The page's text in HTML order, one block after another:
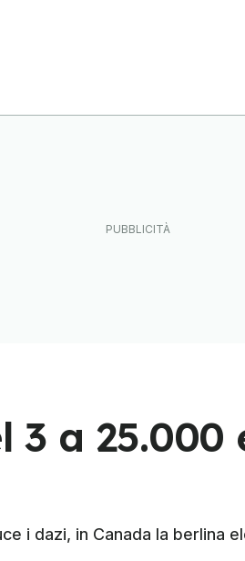
3 a 25.000
i dazi, in Canada la berlina